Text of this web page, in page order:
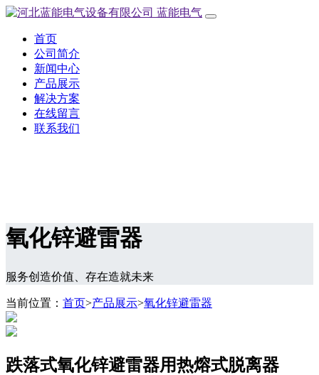
蓝能电气
首页
公司简介
新闻中心
产品展示
解决方案
在线留言
联系我们
氧化锌避雷器
服务创造价值、存在造就未来
当前位置： 首页>产品展示>氧化锌避雷器
跌落式氧化锌避雷器用热熔式脱离器